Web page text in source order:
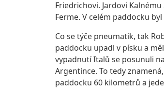
Friedrichovi. Jardovi
Ferme. V celém paddocku
Co se týče pneumatik, tak
paddocku upadl v písku a
vypadnutí Italů se posunuli
Argentince. To tedy
paddocku 60 kilometrů a